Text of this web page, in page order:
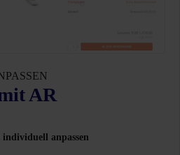
AR
anpassen